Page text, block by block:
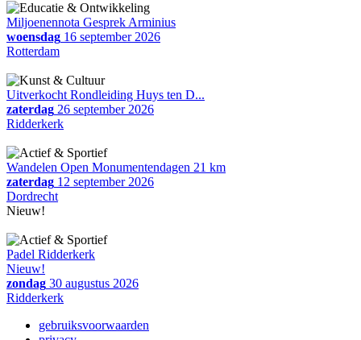
Miljoenennota Gesprek Arminius
woensdag 16 september 2026
Rotterdam
Uitverkocht Rondleiding Huys ten D...
zaterdag 26 september 2026
Ridderkerk
Wandelen Open Monumentendagen 21 km
zaterdag 12 september 2026
Dordrecht
Nieuw!
Padel Ridderkerk
Nieuw!
zondag 30 augustus 2026
Ridderkerk
gebruiksvoorwaarden